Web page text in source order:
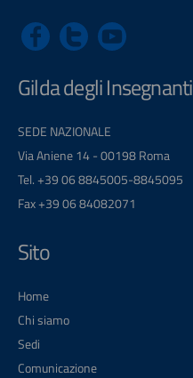
Gilda degli Insegnanti
SEDE NAZIONALE
Via Aniene 14 - 00198 Roma
Tel. +39 06 8845005-8845095
Fax +39 06 84082071
Sito
Home
Chi siamo
Sedi
Comunicazione